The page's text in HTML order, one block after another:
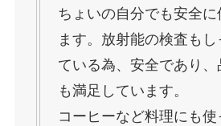
ちょいの自分でも安全
ます。放射能の検査も
ている為、安全であり、
も満足しています。
コーヒーなど料理にも